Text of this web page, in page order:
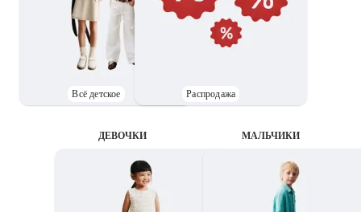
Всё детское Распродажа
ДЕВОЧКИ MАЛЬЧИКИ